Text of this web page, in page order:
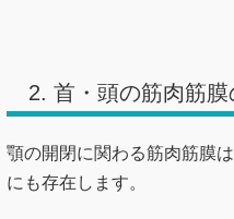
2. 首・頭の筋肉筋膜
顎の開閉に関わる筋肉筋膜
にも存在します。